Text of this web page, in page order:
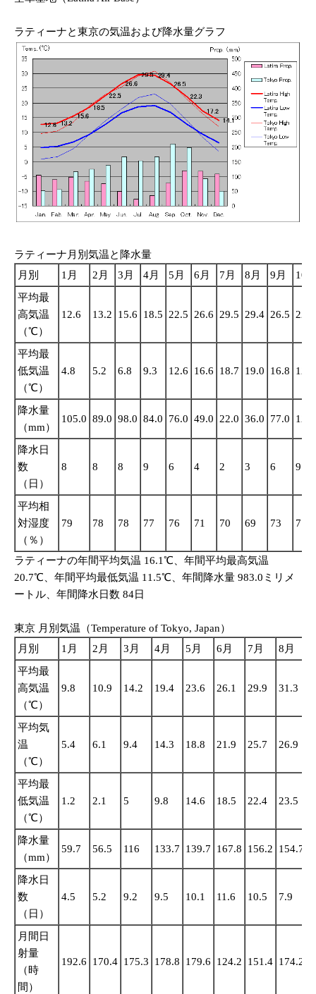
ラティーナと東京の気温および降水量グラフ
ラティーナ月別気温と降水量
月別
1月 2月 3月 4月 5月 6月 7月 8月 9月
10
平均最
高気温
（℃）
12.6 13.2 15.6 18.5 22.5 26.6 29.5 29.4 26.5 22.3
平均最
低気温
（℃）
4.8 5.2 6.8 9.3 12.6 16.6 18.7 19.0 16.8 12.8
降水量
（mm）
105.0 89.0 98.0 84.0 76.0 49.0 22.0 36.0 77.0
降水日
数
（日）
8 8 8 9 6 4 2 3 6 9
平均相
対湿度
（％）
79 78 78 77 76 71 70 69 73 77
ラティーナの年間平均気温 16.1℃、年間平均最高気温
20.7℃、年間平均最低気温 11.5℃、年間降水量 983.0ミリメ
ートル、年間降水日数 84日
東京 月別気温（Temperature of Tokyo, Japan）
月別
1月 2月 3月 4月 5月 6月 7月 8月
平均最
高気温
（℃）
9.8 10.9 14.2 19.4 23.6 26.1 29.9 31.3
平均気
温
（℃）
5.4 6.1 9.4 14.3 18.8 21.9 25.7 26.9
平均最
低気温
（℃）
1.2 2.1 5 9.8 14.6 18.5 22.4 23.5
降水量
（mm）
59.7 56.5 116 133.7 139.7 167.8 156.2 154.7
降水日
数
（日）
4.5 5.2 9.2 9.5 10.1 11.6 10.5 7.9
月間日
射量
（時
間）
192.6 170.4 175.3 178.8 179.6 124.2 151.4 174.2